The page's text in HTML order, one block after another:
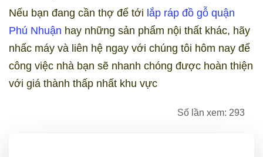
Nếu bạn đang cần thợ để tới lắp ráp đồ gỗ quận
Phú Nhuận hay những sản phẩm nội thất khác, hãy
nhấc máy và liên hệ ngay với chúng tôi hôm nay để
công việc nhà bạn sẽ nhanh chóng được hoàn thiện
với giá thành thấp nhất khu vực
Số lần xem: 293